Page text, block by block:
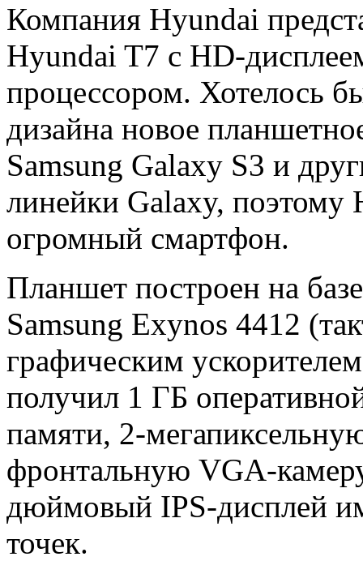
Компания Hyundai
Hyundai T7 с HD-
процессором. Хотелось
дизайна новое
Samsung Galaxy S3 и
линейки Galaxy, поэтому
огромный смартфон.
Планшет построен на
Samsung Exynos 4412
графическим
получил 1 ГБ
памяти, 2-
фронтальную VGA-
дюймовый IPS-дисплей
точек.